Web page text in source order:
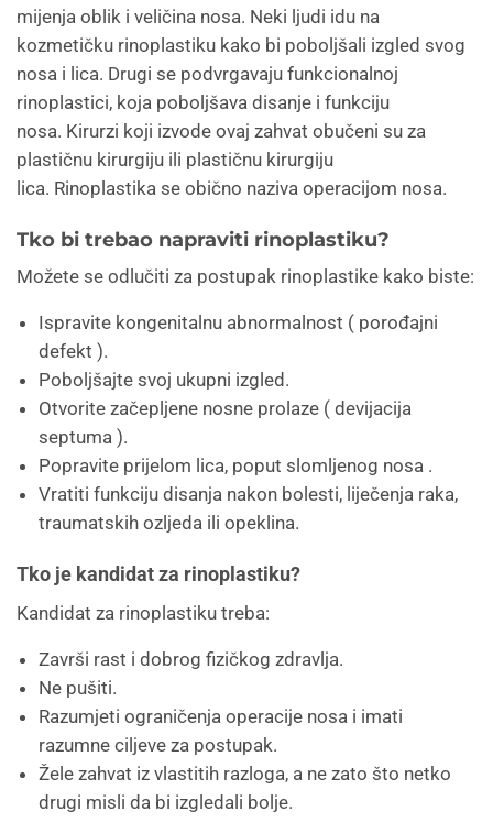
mijenja oblik i veličina nosa. Neki ljudi idu na
kozmetičku rinoplastiku kako bi poboljšali izgled svog
nosa i lica. Drugi se podvrgavaju funkcionalnoj
rinoplastici, koja poboljšava disanje i funkciju
nosa. Kirurzi koji izvode ovaj zahvat obučeni su za
plastičnu kirurgiju ili plastičnu kirurgiju
lica. Rinoplastika se obično naziva operacijom nosa.
Tko bi trebao napraviti rinoplastiku?
Možete se odlučiti za postupak rinoplastike kako biste:
Ispravite kongenitalnu abnormalnost ( porođajni
defekt ).
Poboljšajte svoj ukupni izgled.
Otvorite začepljene nosne prolaze ( devijacija
septuma ).
Popravite prijelom lica, poput slomljenog nosa .
Vratiti funkciju disanja nakon bolesti, liječenja raka,
traumatskih ozljeda ili opeklina.
Tko je kandidat za rinoplastiku?
Kandidat za rinoplastiku treba:
Završi rast i dobrog fizičkog zdravlja.
Ne pušiti.
Razumjeti ograničenja operacije nosa i imati
razumne ciljeve za postupak.
Žele zahvat iz vlastitih razloga, a ne zato što netko
drugi misli da bi izgledali bolje.